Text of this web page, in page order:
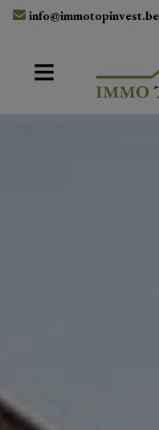
info@immotopinvest.be